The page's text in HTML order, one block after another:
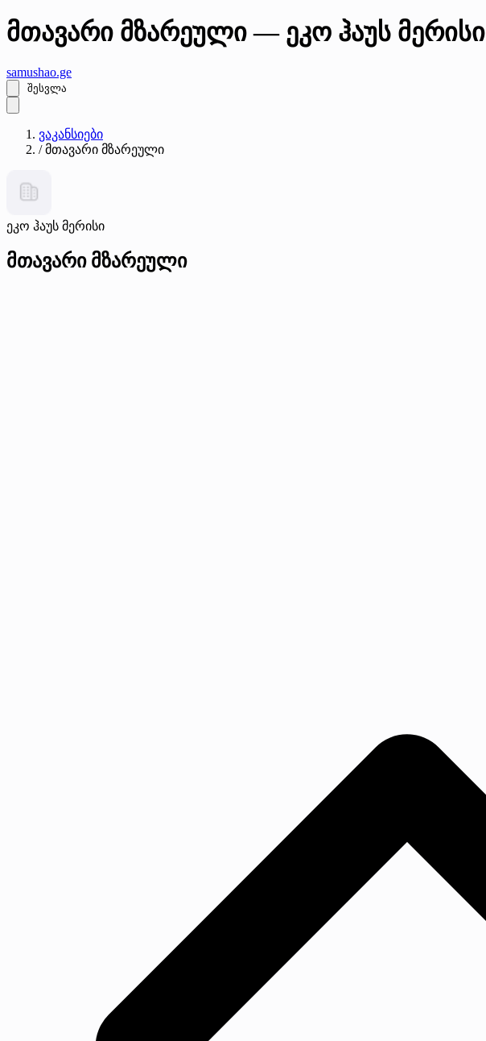
მთავარი მზარეული — ეკო ჰაუს მერისი
samushao.ge
შესვლა
ვაკანსიები
/ მთავარი მზარეული
ეკო ჰაუს მერისი
მთავარი მზარეული